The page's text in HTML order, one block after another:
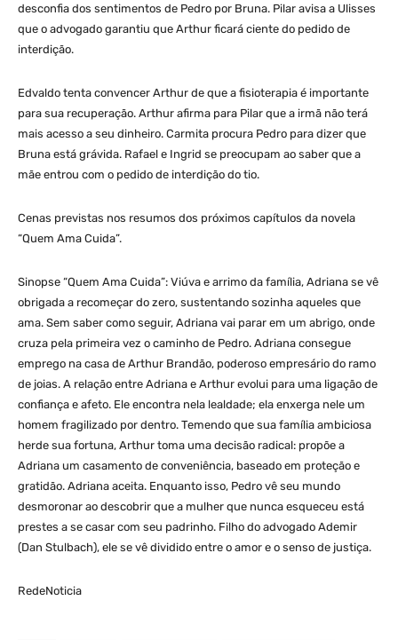
desconfia dos sentimentos de Pedro por Bruna. Pilar avisa a Ulisses
que o advogado garantiu que Arthur ficará ciente do pedido de
interdição.
Edvaldo tenta convencer Arthur de que a fisioterapia é importante
para sua recuperação. Arthur afirma para Pilar que a irmã não terá
mais acesso a seu dinheiro. Carmita procura Pedro para dizer que
Bruna está grávida. Rafael e Ingrid se preocupam ao saber que a
mãe entrou com o pedido de interdição do tio.
Cenas previstas nos resumos dos próximos capítulos da novela
“Quem Ama Cuida”.
Sinopse “Quem Ama Cuida”: Viúva e arrimo da família, Adriana se vê
obrigada a recomeçar do zero, sustentando sozinha aqueles que
ama. Sem saber como seguir, Adriana vai parar em um abrigo, onde
cruza pela primeira vez o caminho de Pedro. Adriana consegue
emprego na casa de Arthur Brandão, poderoso empresário do ramo
de joias. A relação entre Adriana e Arthur evolui para uma ligação de
confiança e afeto. Ele encontra nela lealdade; ela enxerga nele um
homem fragilizado por dentro. Temendo que sua família ambiciosa
herde sua fortuna, Arthur toma uma decisão radical: propõe a
Adriana um casamento de conveniência, baseado em proteção e
gratidão. Adriana aceita. Enquanto isso, Pedro vê seu mundo
desmoronar ao descobrir que a mulher que nunca esqueceu está
prestes a se casar com seu padrinho. Filho do advogado Ademir
(Dan Stulbach), ele se vê dividido entre o amor e o senso de justiça.
RedeNoticia